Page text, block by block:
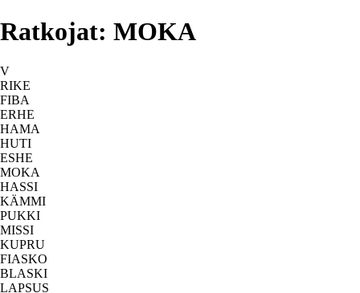
Ratkojat: MOKA
V
RIKE
FIBA
ERHE
HAMA
HUTI
ESHE
MOKA
HASSI
KÄMMI
PUKKI
MISSI
KUPRU
FIASKO
BLASKI
LAPSUS